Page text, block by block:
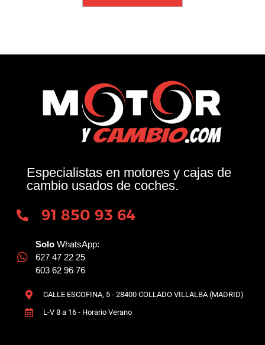
Especialistas en motores y cajas de
cambio usados de coches.
91 850 93 64
Solo WhatsApp:
627 47 22 25
603 62 96 76
CALLE ESCOFINA, 5 - 28400 COLLADO VILLALBA (MADRID)
L-V 8 a 16 - Horario Verano